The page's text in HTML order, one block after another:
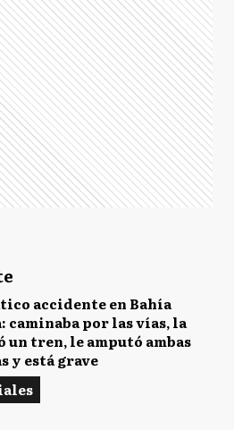
accidente en Bahía
caminaba por las vías, la
tren, le amputó ambas
y está grave